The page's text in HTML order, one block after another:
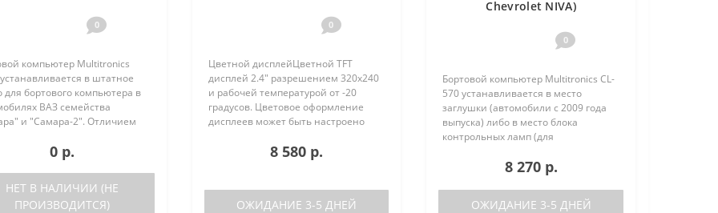
0
компьютер Multitronics
в штатное
для бортового компьютера в
ВАЗ семейства
и "Самара-2". Отличием
C340 является наличие
синтезатора ..
0 р.
НЕТ В НАЛИЧИИ (НЕ
ПРОИЗВОДИТСЯ)
0
Цветной дисплейЦветной TFT
дисплей 2.4" разрешением 320х240
и рабочей температурой от -20
градусов. Цветовое оформление
дисплеев может быть настроено
RGB каналам). Четыре
предустановленные цветовые
8 580 р.
ОЖИДАНИЕ 3-5 ДНЕЙ
Chevrolet NIVA)
0
Бортовой компьютер Multitronics CL-
570 устанавливается в место
заглушки (автомобили с 2009 года
выпуска) либо в место блока
контрольных ламп (для
выпущенных с 08.2011 г.) с
дублированием его функций. На
автомобилях, выпущенны..
8 270 р.
ОЖИДАНИЕ 3-5 ДНЕЙ